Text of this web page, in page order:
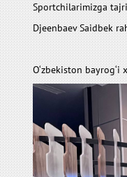
Sportchilarimizga
Djeenbaev Saidbek
O‘zbekiston